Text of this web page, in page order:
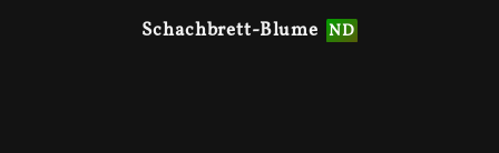
Schachbrett-Blume